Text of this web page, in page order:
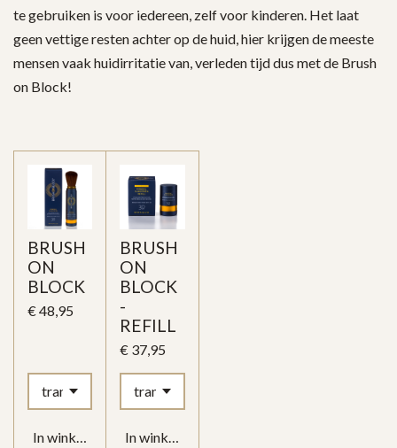
te gebruiken is voor iedereen, zelf voor kinderen. Het laat
geen vettige resten achter op de huid, hier krijgen de meeste
mensen vaak huidirritatie van, verleden tijd dus met de Brush
on Block!
BRUSH
ON
BLOCK
€ 48,95
In winkelwagen
BRUSH
ON
BLOCK
-
REFILL
€ 37,95
In winkelwagen